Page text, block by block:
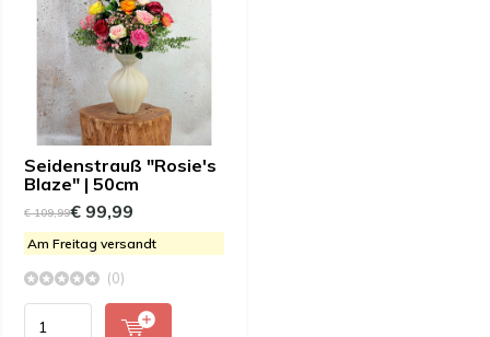
Seidenstrauß "Rosie's
Blaze" | 50cm
€ 109,99€ 99,99
Am Freitag versandt
(0)